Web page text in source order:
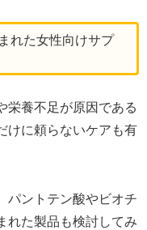
れた女性向けサプ
栄養不足が原因である
けに頼らないケアも有
パントテン酸やビオチ
れた製品も検討してみ